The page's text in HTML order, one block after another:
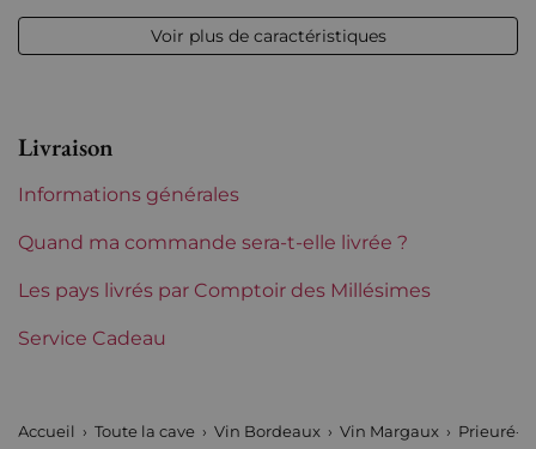
Appellation Margaux
Région Bordeaux
Classement de 1855
4èmes Grands Crus
Voir plus de caractéristiques
Livraison
Informations générales
Quand ma commande sera-t-elle livrée ?
Les pays livrés par Comptoir des Millésimes
Service Cadeau
Accueil Toute la cave Vin Bordeaux Vin Margaux Prieuré-